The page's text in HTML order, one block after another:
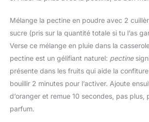
Mélange la pectine en poudre avec 2
sucre (pris sur la quantité totale si tu l’as
Verse ce mélange en pluie dans la
pectine est un gélifiant naturel: pectine
présente dans les fruits qui aide la
bouillir 2 minutes pour l’activer. Ajoute
d’oranger et remue 10 secondes, pas plus,
parfum.